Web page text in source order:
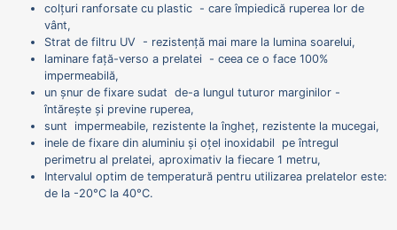
colțuri ranforsate cu plastic - care împiedică ruperea lor de
vânt,
Strat de filtru UV - rezistență mai mare la lumina soarelui,
laminare față-verso a prelatei - ceea ce o face 100%
impermeabilă,
un șnur de fixare sudat de-a lungul tuturor marginilor -
întărește și previne ruperea,
sunt impermeabile, rezistente la îngheț, rezistente la mucegai,
inele de fixare din aluminiu și oțel inoxidabil pe întregul
perimetru al prelatei, aproximativ la fiecare 1 metru,
Intervalul optim de temperatură pentru utilizarea prelatelor este:
de la -20°C la 40°C.